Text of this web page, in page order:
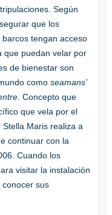
Según
que los
tengan acceso
que puedan velar por
de bienestar son
como seamans’
. Concepto que
que vela por el
Maris realiza a
continuar con la
Cuando los
visitar la instalación
sus